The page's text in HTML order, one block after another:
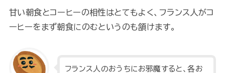
甘い朝食とコーヒーの相性はとてもよく、フランス人がコ
ーヒーをまず朝食にのむというのも頷けます。
フランス人のおうちにお邪魔すると、各お